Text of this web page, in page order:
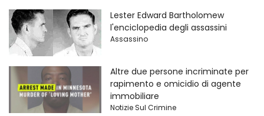
Lester Edward Bartholomew
l'enciclopedia degli assassini
Assassino
Altre due persone incriminate per
rapimento e omicidio di agente
immobiliare
Notizie Sul Crimine